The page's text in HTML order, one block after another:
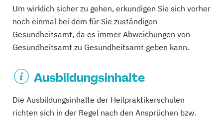
Um wirklich sicher zu gehen, erkundigen Sie sich vorher
noch einmal bei dem für Sie zuständigen
Gesundheitsamt, da es immer Abweichungen von
Gesundheitsamt zu Gesundheitsamt geben kann.
Ausbildungsinhalte
Die Ausbildungsinhalte der Heilpraktikerschulen
richten sich in der Regel nach den Ansprüchen bzw.